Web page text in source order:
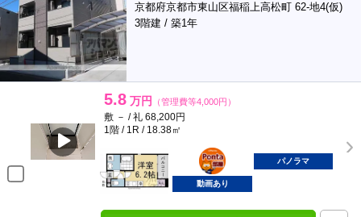
京都府京都市東山区福稲上高松町 62-地4(仮)
3階建 / 築1年
5.8 万円 （管理費等4,000円）
敷 － / 礼 68,200円
1階 / 1R / 18.38㎡
ポンタ
部屋
パノラマ
動画あり